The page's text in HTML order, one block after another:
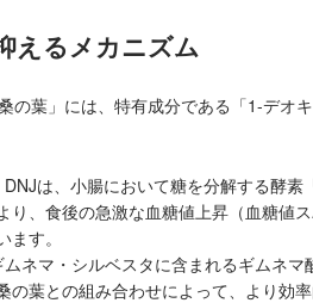
えるメカニズム
の葉」には、特有成分である「1-デオ
は、小腸において糖を分解する酵
り、食後の急激な血糖値上昇（血糖値
ます。
ネマ・シルベスタに含まれるギムネ
の葉との組み合わせによって、より効